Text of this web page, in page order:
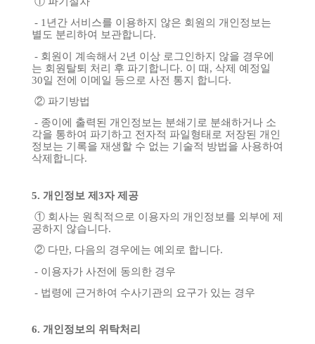
- 1년간 서비스를 이용하지 않은 회원의 개인정보는
별도 분리하여 보관합니다.
- 회원이 계속해서 2년 이상 로그인하지 않을 경우에
는 회원탈퇴 처리 후 파기합니다. 이 때 , 삭제
예정일
30일 전에 이메일 등으로 사전 통지 합니다.
② 파기방법
- 종이에 출력된 개인정보는 분쇄기로 분쇄하거나 소
각을 통하여 파기하고 전자적 파일형태로 저장된 개인
정보는 기록을 재생할 수 없는 기술적 방법을 사용하여
삭제합니다.
5. 개인정보 제 3자 제공
① 회사는 원칙적으로 이용자의 개인정보를 외부에
제
공하지
않습니다.
② 다만, 다음의 경우에는 예외로 합니다.
- 이용자가 사전에 동의한 경우
- 법령에 근거하여 수사기관의 요구가 있는 경우
6. 개인정보의 위탁처리